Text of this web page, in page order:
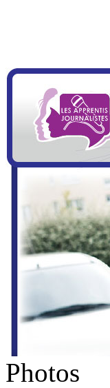
Photos